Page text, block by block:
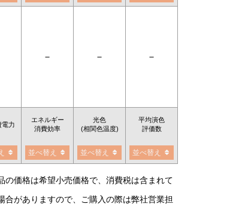
－ － －
電力
エネルギー
消費効率
光色
(相関色温度)
平均演色
評価数
並べ替え 並べ替え 並べ替え
の価格は希望小売価格で、消費税は含まれて
がありますので、ご購入の際は弊社営業担